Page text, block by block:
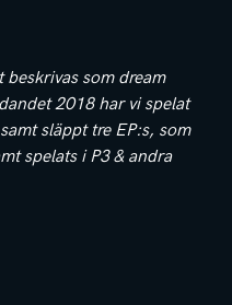
som dream
2018 har vi spelat
släppt tre EP:s, som
spelats i P3 & andra